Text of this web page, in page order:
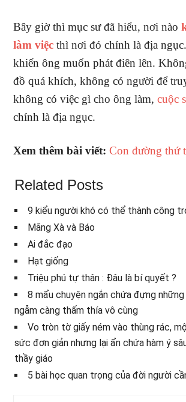
Bây giờ thì mục sư đã hiểu, nơi nào
làm việc thì nơi đó chính là địa
khiến ông muốn phát điên lên.
đồ quá khích, không có người để
không có việc gì cho ông làm,cuộc
chính là địa ngục.
Xem thêm bài viết:Con đường thứ
Related Posts
9 kiểu người khó có thể thành công
Mãng Xà và Báo
Ai đắc đạo
Hạt giống
Triệu phú tự thân : Đâu là bí quyết ?
8 mẩu chuyện ngắn chứa đựng
ngẫm càng thấm thía vô cùng
Vo tròn tờ giấy ném vào thùng rác,
sức đơn giản nhưng lại ẩn chứa hàm ý
thầy giáo
5 bài học quan trọng của đời người